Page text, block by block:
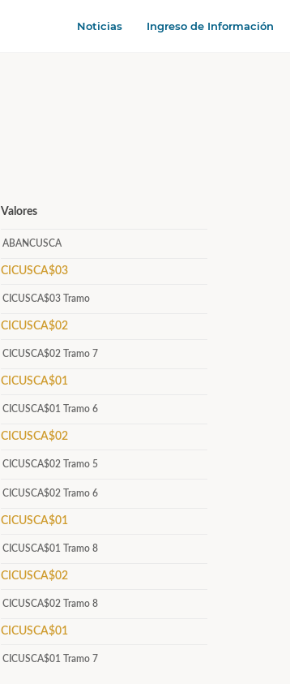
Noticias Ingreso de Información
Valores
ABANCUSCA
CICUSCA$03
CICUSCA$03 Tramo
CICUSCA$02
CICUSCA$02 Tramo 7
CICUSCA$01
CICUSCA$01 Tramo 6
CICUSCA$02
CICUSCA$02 Tramo 5
CICUSCA$02 Tramo 6
CICUSCA$01
CICUSCA$01 Tramo 8
CICUSCA$02
CICUSCA$02 Tramo 8
CICUSCA$01
CICUSCA$01 Tramo 7